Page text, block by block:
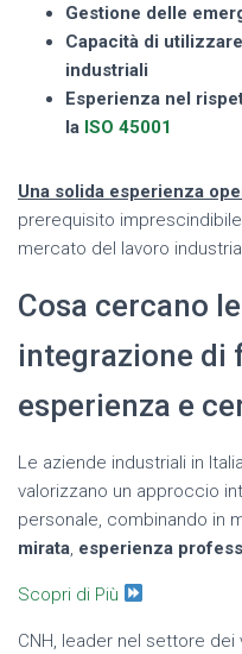
Gestione delle
Capacità di
industriali
Esperienza nel
la ISO 45001
Una solida esperienza
prerequisito
mercato del lavoro
Cosa cercano
integrazione di
esperienza e
Le aziende industriali in
valorizzano un approccio
personale, combinando in
mirata, esperienza
Scopri di Più
CNH, leader nel settore